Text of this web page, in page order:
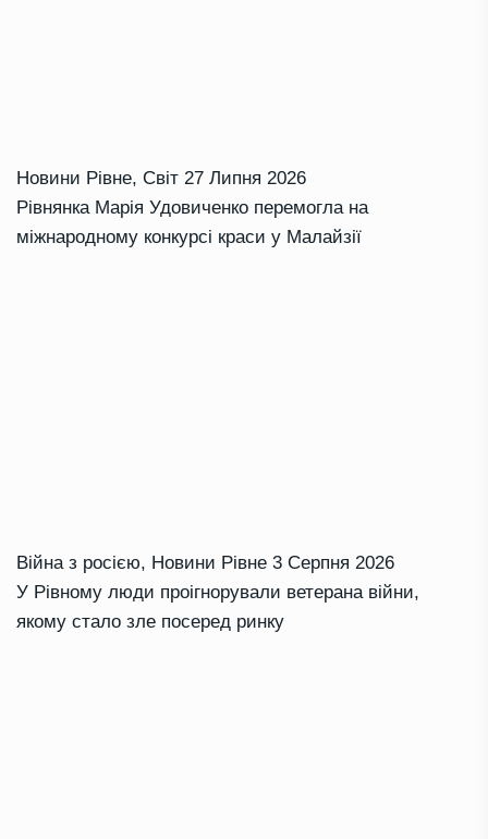
Новини Рівне, Світ 27 Липня 2026
Рівнянка Марія Удовиченко перемогла на
міжнародному конкурсі краси у Малайзії
Війна з росією, Новини Рівне 3 Серпня 2026
У Рівному люди проігнорували ветерана війни,
якому стало зле посеред ринку